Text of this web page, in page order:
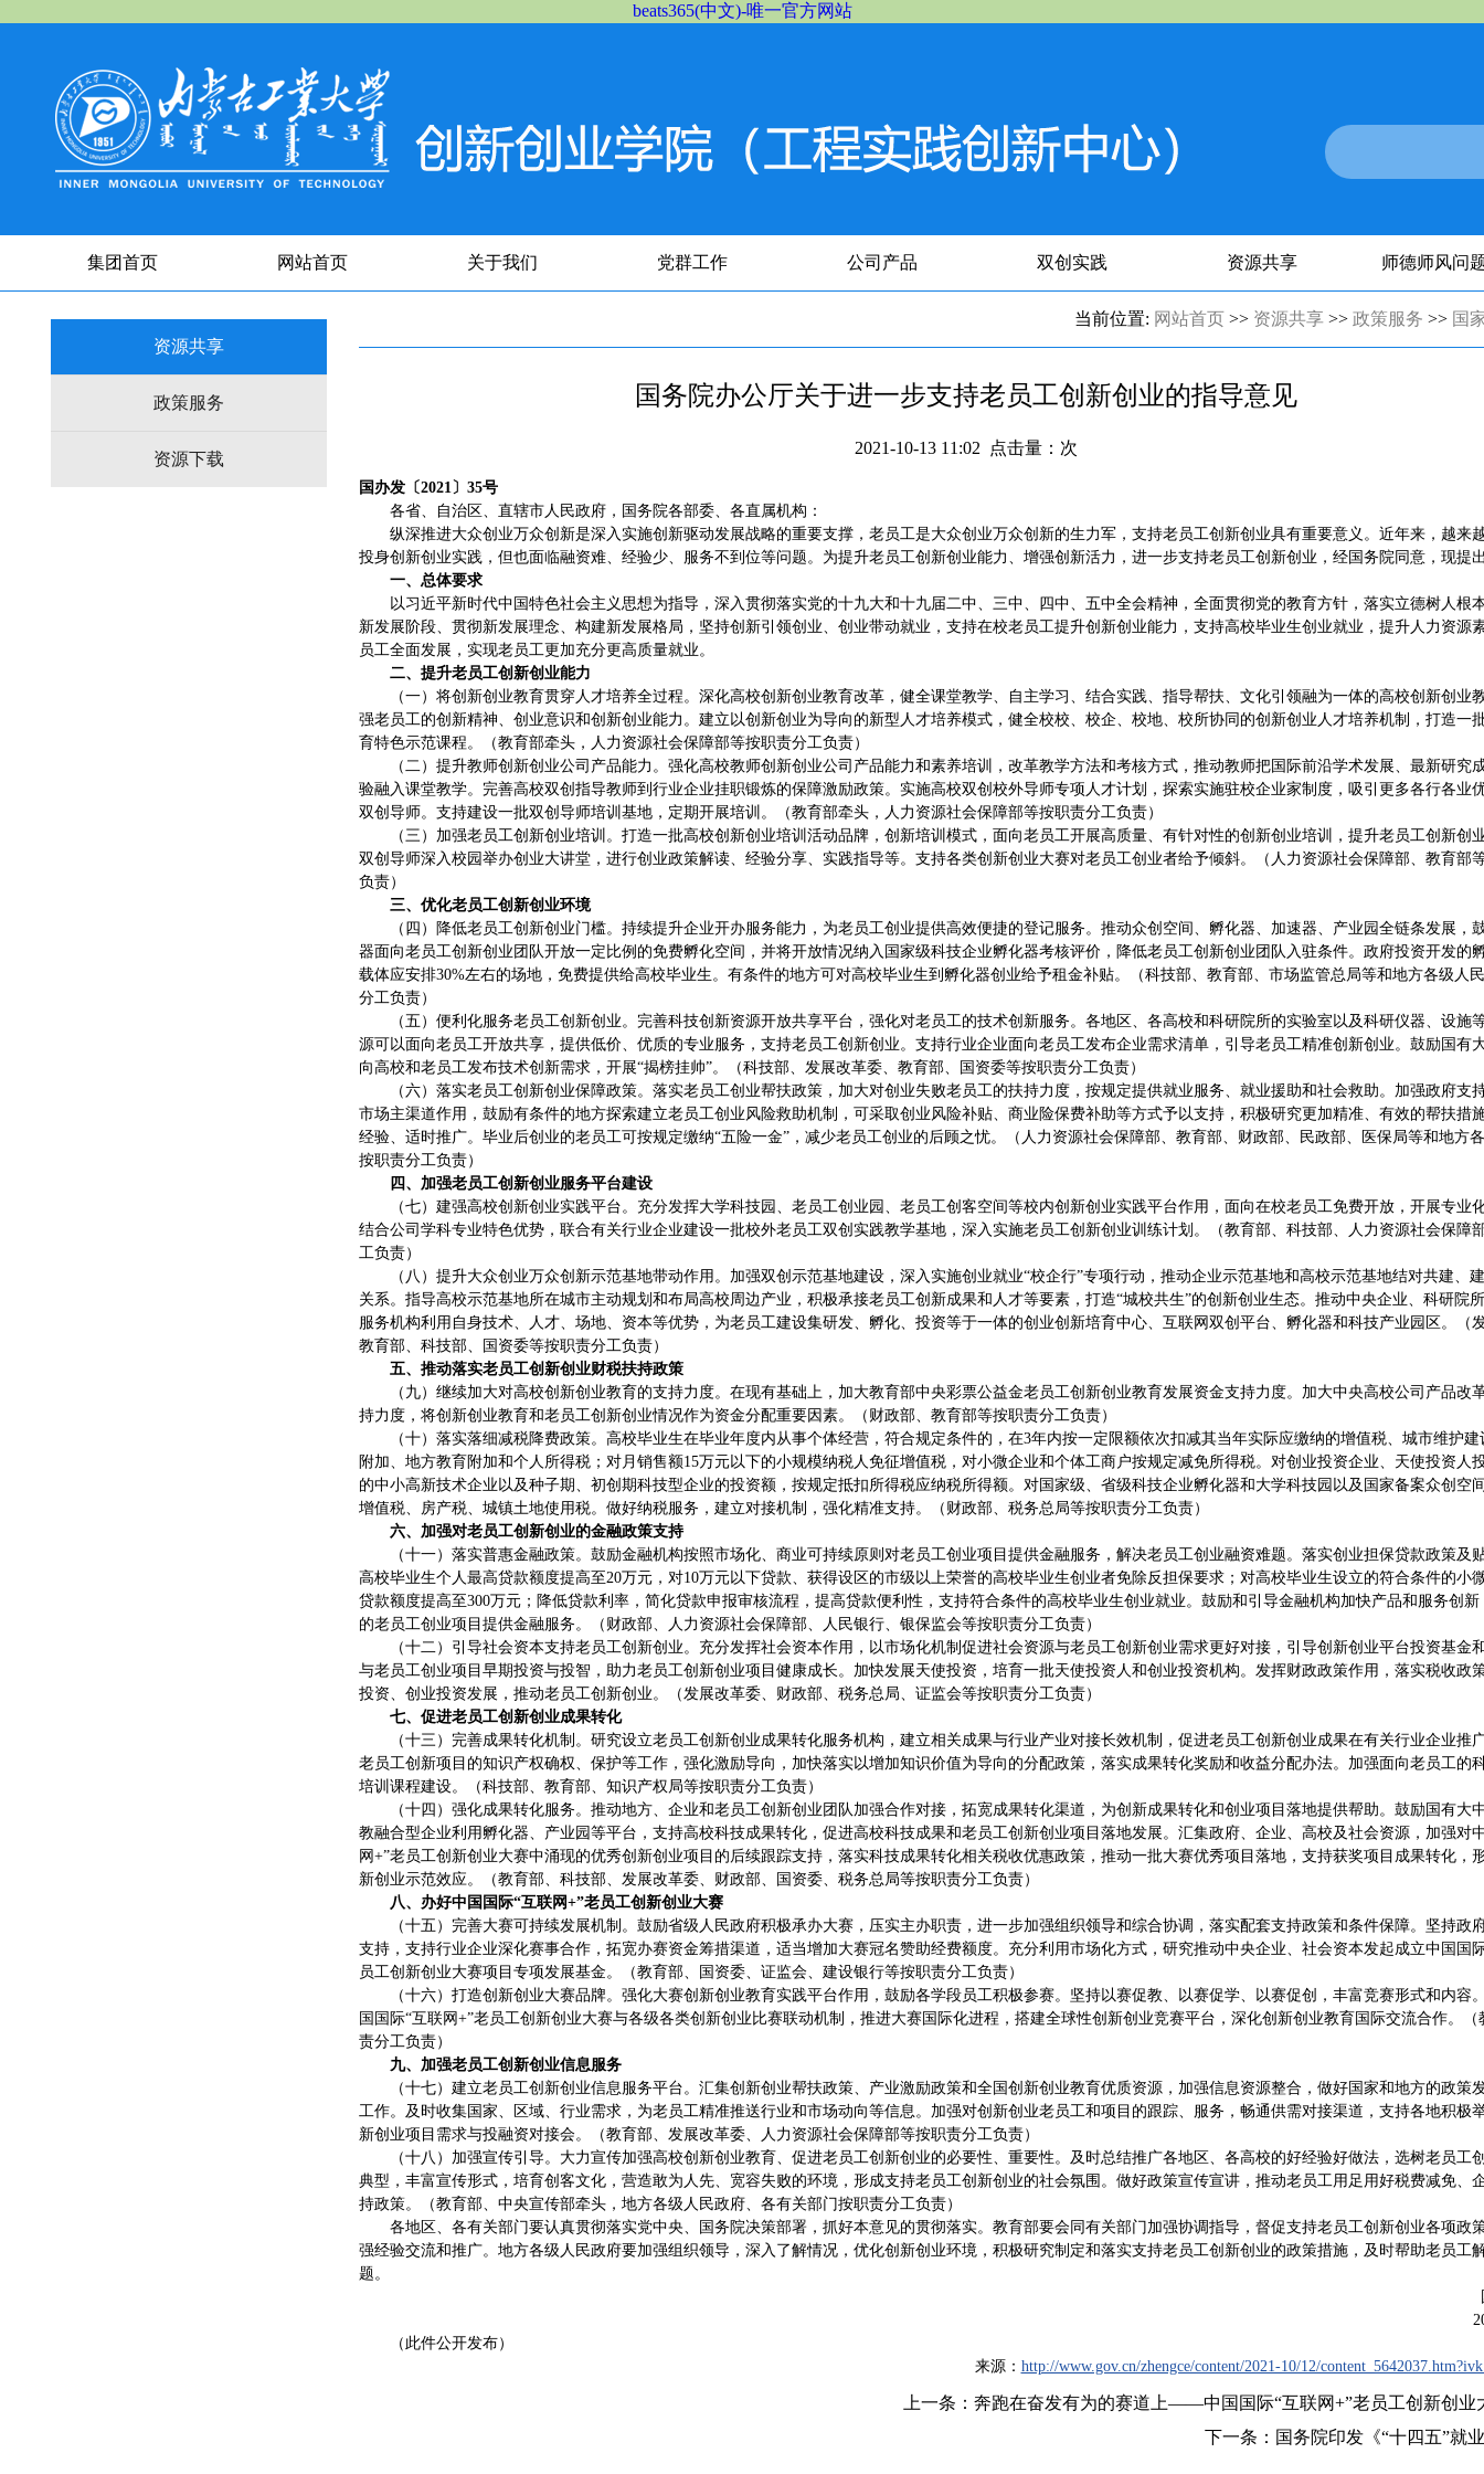
beats365(中文)-唯一官方网站
集团首页 网站首页 关于我们 党群工作 公司产品 双创实践 资源共享 师德师风问
资源共享
政策服务
资源下载
当前位置: 网站首页>> 资源共享>> 政策服务 >> 国
国务院办公厅关于进一步支持老员工创新创业的指导意见
2021-10-13 11:02 点击量： 次
国办发〔2021〕35号
各省、自治区、直辖市人民政府，国务院各部委、各直属机构：
纵深推进大众创业万众创新是深入实施创新驱动发展战略的重要支撑，老员工是大众创业万众创新的生力军，支持老员工创新创业具有重要意义。近年来，越来
投身创新创业实践，但也面临融资难、经验少、服务不到位等问题。为提升老员工创新创业能力、增强创新活力，进一步支持老员工创新创业，经国务院同意，现提
一、总体要求
以习近平新时代中国特色社会主义思想为指导，深入贯彻落实党的十九大和十九届二中、三中、四中、五中全会精神，全面贯彻党的教育方针，落实立德树人根
新发展阶段、贯彻新发展理念、构建新发展格局，坚持创新引领创业、创业带动就业，支持在校老员工提升创新创业能力，支持高校毕业生创业就业，提升人力资源
员工全面发展，实现老员工更加充分更高质量就业。
二、提升老员工创新创业能力
（一）将创新创业教育贯穿人才培养全过程。深化高校创新创业教育改革，健全课堂教学、自主学习、结合实践、指导帮扶、文化引领融为一体的高校创新创业
强老员工的创新精神、创业意识和创新创业能力。建立以创新创业为导向的新型人才培养模式，健全校校、校企、校地、校所协同的创新创业人才培养机制，打造一
育特色示范课程。（教育部牵头，人力资源社会保障部等按职责分工负责）
（二）提升教师创新创业公司产品能力。强化高校教师创新创业公司产品能力和素养培训，改革教学方法和考核方式，推动教师把国际前沿学术发展、最新研究
验融入课堂教学。完善高校双创指导教师到行业企业挂职锻炼的保障激励政策。实施高校双创校外导师专项人才计划，探索实施驻校企业家制度，吸引更多各行各业
双创导师。支持建设一批双创导师培训基地，定期开展培训。（教育部牵头，人力资源社会保障部等按职责分工负责）
（三）加强老员工创新创业培训。打造一批高校创新创业培训活动品牌，创新培训模式，面向老员工开展高质量、有针对性的创新创业培训，提升老员工创新创
双创导师深入校园举办创业大讲堂，进行创业政策解读、经验分享、实践指导等。支持各类创新创业大赛对老员工创业者给予倾斜。（人力资源社会保障部、教育部
负责）
三、优化老员工创新创业环境
（四）降低老员工创新创业门槛。持续提升企业开办服务能力，为老员工创业提供高效便捷的登记服务。推动众创空间、孵化器、加速器、产业园全链条发展，
器面向老员工创新创业团队开放一定比例的免费孵化空间，并将开放情况纳入国家级科技企业孵化器考核评价，降低老员工创新创业团队入驻条件。政府投资开发的
载体应安排30%左右的场地，免费提供给高校毕业生。有条件的地方可对高校毕业生到孵化器创业给予租金补贴。（科技部、教育部、市场监管总局等和地方各级人
分工负责）
（五）便利化服务老员工创新创业。完善科技创新资源开放共享平台，强化对老员工的技术创新服务。各地区、各高校和科研院所的实验室以及科研仪器、设施
源可以面向老员工开放共享，提供低价、优质的专业服务，支持老员工创新创业。支持行业企业面向老员工发布企业需求清单，引导老员工精准创新创业。鼓励国有
向高校和老员工发布技术创新需求，开展“揭榜挂帅”。（科技部、发展改革委、教育部、国资委等按职责分工负责）
（六）落实老员工创新创业保障政策。落实老员工创业帮扶政策，加大对创业失败老员工的扶持力度，按规定提供就业服务、就业援助和社会救助。加强政府支
市场主渠道作用，鼓励有条件的地方探索建立老员工创业风险救助机制，可采取创业风险补贴、商业险保费补助等方式予以支持，积极研究更加精准、有效的帮扶措
经验、适时推广。毕业后创业的老员工可按规定缴纳“五险一金”，减少老员工创业的后顾之忧。（人力资源社会保障部、教育部、财政部、民政部、医保局等和地方
按职责分工负责）
四、加强老员工创新创业服务平台建设
（七）建强高校创新创业实践平台。充分发挥大学科技园、老员工创业园、老员工创客空间等校内创新创业实践平台作用，面向在校老员工免费开放，开展专业
结合公司学科专业特色优势，联合有关行业企业建设一批校外老员工双创实践教学基地，深入实施老员工创新创业训练计划。（教育部、科技部、人力资源社会保障
工负责）
（八）提升大众创业万众创新示范基地带动作用。加强双创示范基地建设，深入实施创业就业“校企行”专项行动，推动企业示范基地和高校示范基地结对共建、
关系。指导高校示范基地所在城市主动规划和布局高校周边产业，积极承接老员工创新成果和人才等要素，打造“城校共生”的创新创业生态。推动中央企业、科研院
服务机构利用自身技术、人才、场地、资本等优势，为老员工建设集研发、孵化、投资等于一体的创业创新培育中心、互联网双创平台、孵化器和科技产业园区。（
教育部、科技部、国资委等按职责分工负责）
五、推动落实老员工创新创业财税扶持政策
（九）继续加大对高校创新创业教育的支持力度。在现有基础上，加大教育部中央彩票公益金老员工创新创业教育发展资金支持力度。加大中央高校公司产品改
持力度，将创新创业教育和老员工创新创业情况作为资金分配重要因素。（财政部、教育部等按职责分工负责）
（十）落实落细减税降费政策。高校毕业生在毕业年度内从事个体经营，符合规定条件的，在3年内按一定限额依次扣减其当年实际应缴纳的增值税、城市维护
附加、地方教育附加和个人所得税；对月销售额15万元以下的小规模纳税人免征增值税，对小微企业和个体工商户按规定减免所得税。对创业投资企业、天使投资人
的中小高新技术企业以及种子期、初创期科技型企业的投资额，按规定抵扣所得税应纳税所得额。对国家级、省级科技企业孵化器和大学科技园以及国家备案众创空
增值税、房产税、城镇土地使用税。做好纳税服务，建立对接机制，强化精准支持。（财政部、税务总局等按职责分工负责）
六、加强对老员工创新创业的金融政策支持
（十一）落实普惠金融政策。鼓励金融机构按照市场化、商业可持续原则对老员工创业项目提供金融服务，解决老员工创业融资难题。落实创业担保贷款政策及
高校毕业生个人最高贷款额度提高至20万元，对10万元以下贷款、获得设区的市级以上荣誉的高校毕业生创业者免除反担保要求；对高校毕业生设立的符合条件的小
贷款额度提高至300万元；降低贷款利率，简化贷款申报审核流程，提高贷款便利性，支持符合条件的高校毕业生创业就业。鼓励和引导金融机构加快产品和服务创新
的老员工创业项目提供金融服务。（财政部、人力资源社会保障部、人民银行、银保监会等按职责分工负责）
（十二）引导社会资本支持老员工创新创业。充分发挥社会资本作用，以市场化机制促进社会资源与老员工创新创业需求更好对接，引导创新创业平台投资基金
与老员工创业项目早期投资与投智，助力老员工创新创业项目健康成长。加快发展天使投资，培育一批天使投资人和创业投资机构。发挥财政政策作用，落实税收政
投资、创业投资发展，推动老员工创新创业。（发展改革委、财政部、税务总局、证监会等按职责分工负责）
七、促进老员工创新创业成果转化
（十三）完善成果转化机制。研究设立老员工创新创业成果转化服务机构，建立相关成果与行业产业对接长效机制，促进老员工创新创业成果在有关行业企业推
老员工创新项目的知识产权确权、保护等工作，强化激励导向，加快落实以增加知识价值为导向的分配政策，落实成果转化奖励和收益分配办法。加强面向老员工的
培训课程建设。（科技部、教育部、知识产权局等按职责分工负责）
（十四）强化成果转化服务。推动地方、企业和老员工创新创业团队加强合作对接，拓宽成果转化渠道，为创新成果转化和创业项目落地提供帮助。鼓励国有大
教融合型企业利用孵化器、产业园等平台，支持高校科技成果转化，促进高校科技成果和老员工创新创业项目落地发展。汇集政府、企业、高校及社会资源，加强对
网+”老员工创新创业大赛中涌现的优秀创新创业项目的后续跟踪支持，落实科技成果转化相关税收优惠政策，推动一批大赛优秀项目落地，支持获奖项目成果转化，
新创业示范效应。（教育部、科技部、发展改革委、财政部、国资委、税务总局等按职责分工负责）
八、办好中国国际“互联网+”老员工创新创业大赛
（十五）完善大赛可持续发展机制。鼓励省级人民政府积极承办大赛，压实主办职责，进一步加强组织领导和综合协调，落实配套支持政策和条件保障。坚持政
支持，支持行业企业深化赛事合作，拓宽办赛资金筹措渠道，适当增加大赛冠名赞助经费额度。充分利用市场化方式，研究推动中央企业、社会资本发起成立中国国
员工创新创业大赛项目专项发展基金。（教育部、国资委、证监会、建设银行等按职责分工负责）
（十六）打造创新创业大赛品牌。强化大赛创新创业教育实践平台作用，鼓励各学段员工积极参赛。坚持以赛促教、以赛促学、以赛促创，丰富竞赛形式和内容
国国际“互联网+”老员工创新创业大赛与各级各类创新创业比赛联动机制，推进大赛国际化进程，搭建全球性创新创业竞赛平台，深化创新创业教育国际交流合作。（
责分工负责）
九、加强老员工创新创业信息服务
（十七）建立老员工创新创业信息服务平台。汇集创新创业帮扶政策、产业激励政策和全国创新创业教育优质资源，加强信息资源整合，做好国家和地方的政策
工作。及时收集国家、区域、行业需求，为老员工精准推送行业和市场动向等信息。加强对创新创业老员工和项目的跟踪、服务，畅通供需对接渠道，支持各地积极
新创业项目需求与投融资对接会。（教育部、发展改革委、人力资源社会保障部等按职责分工负责）
（十八）加强宣传引导。大力宣传加强高校创新创业教育、促进老员工创新创业的必要性、重要性。及时总结推广各地区、各高校的好经验好做法，选树老员工
典型，丰富宣传形式，培育创客文化，营造敢为人先、宽容失败的环境，形成支持老员工创新创业的社会氛围。做好政策宣传宣讲，推动老员工用足用好税费减免、
持政策。（教育部、中央宣传部牵头，地方各级人民政府、各有关部门按职责分工负责）
各地区、各有关部门要认真贯彻落实党中央、国务院决策部署，抓好本意见的贯彻落实。教育部要会同有关部门加强协调指导，督促支持老员工创新创业各项政
强经验交流和推广。地方各级人民政府要加强组织领导，深入了解情况，优化创新创业环境，积极研究制定和落实支持老员工创新创业的政策措施，及时帮助老员工
题。
（此件公开发布）
来源： http://www.gov.cn/zhengce/content/2021-10/12/
上一条： 奔跑在奋发有为的赛道上——中国国际“互联网+”老员工创新创业
下一条： 国务院印发《“十四五”就